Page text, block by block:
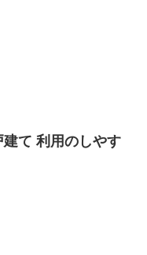
て 利用のしやす